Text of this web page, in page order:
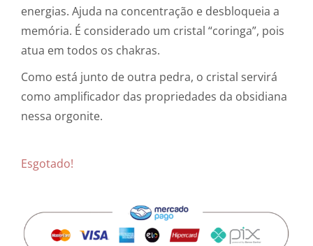
energias. Ajuda na concentração e desbloqueia a
memória. É considerado um cristal “coringa”, pois
atua em todos os chakras.
Como está junto de outra pedra, o cristal servirá
como amplificador das propriedades da obsidiana
nessa orgonite.
Esgotado!